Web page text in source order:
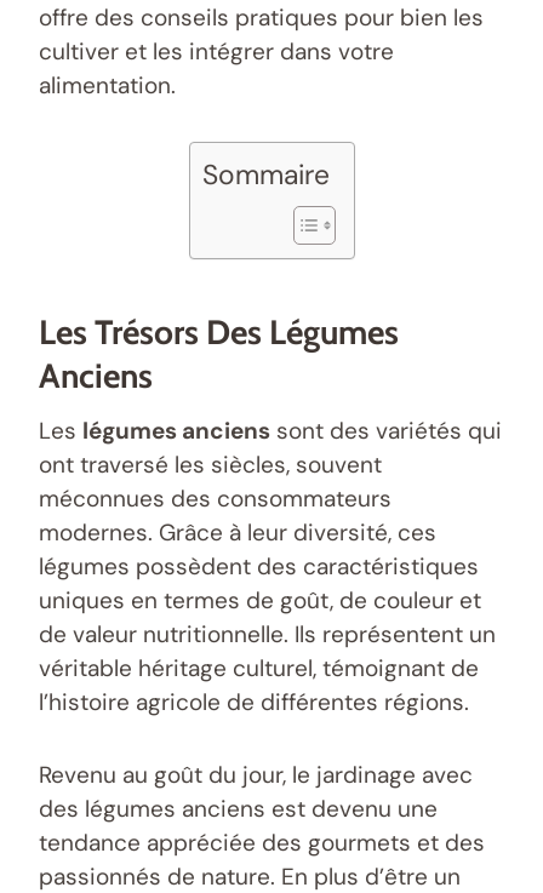
offre des conseils pratiques pour bien les
cultiver et les intégrer dans votre
alimentation.
Sommaire
Les Trésors Des Légumes
Anciens
Les légumes anciens sont des variétés qui
ont traversé les siècles, souvent
méconnues des consommateurs
modernes. Grâce à leur diversité, ces
légumes possèdent des caractéristiques
uniques en termes de goût, de couleur et
de valeur nutritionnelle. Ils représentent un
véritable héritage culturel, témoignant de
l’histoire agricole de différentes régions.
Revenu au goût du jour, le jardinage avec
des légumes anciens est devenu une
tendance appréciée des gourmets et des
passionnés de nature. En plus d’être un